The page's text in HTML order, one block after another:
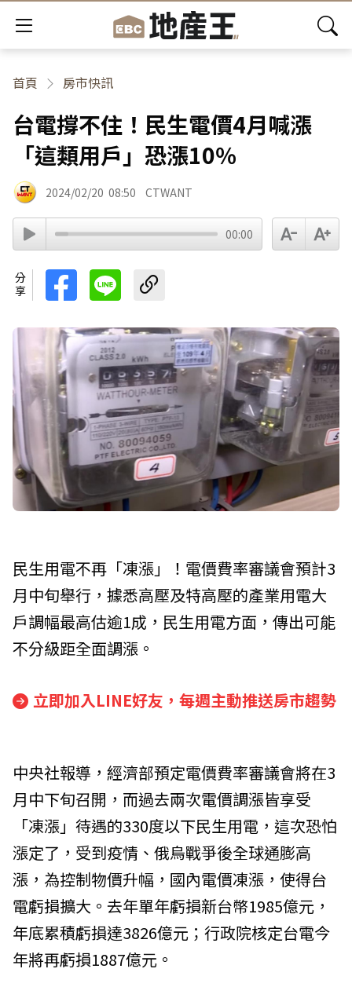
首頁 房市快訊
台電撐不住！民生電價4月喊漲
「這類用戶」恐漲10％
2024/02/20 08:50 CTWANT
00:00
分享
民生用電不再「凍漲」！電價費率審議會預計3
月中旬舉行，據悉高壓及特高壓的產業用電大
戶調幅最高估逾1成，民生用電方面，傳出可能
不分級距全面調漲。
立即加入LINE好友，每週主動推送房市趨勢
中央社報導，經濟部預定電價費率審議會將在3
月中下旬召開，而過去兩次電價調漲皆享受
「凍漲」待遇的330度以下民生用電，這次恐怕
漲定了，受到疫情、俄烏戰爭後全球通膨高
漲，為控制物價升幅，國內電價凍漲，使得台
電虧損擴大。去年單年虧損新台幣1985億元，
年底累積虧損達3826億元；行政院核定台電今
年將再虧損1887億元。